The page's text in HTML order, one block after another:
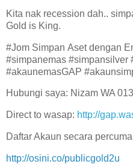
Kita nak recession dah..
Gold is King.
#Jom Simpan Aset dengan
#simpanemas #simpansilver
#akaunemasGAP
Hubungi saya: Nizam WA
Direct to wasap: http://
Daftar Akaun secara
http://osini.co/publicgold2u